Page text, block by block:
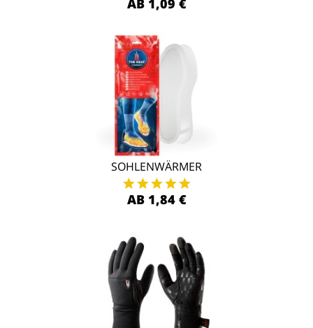
AB 1,09 €
SOHLENWÄRMER
AB 1,84 €